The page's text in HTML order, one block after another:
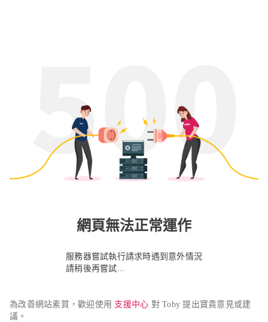
網頁無法正常運作
服務器嘗試執行請求時遇到意外情況
請稍後再嘗試...
為改善網站素質，歡迎使用 支援中心 對 Toby 提出寶貴意見或建
議。